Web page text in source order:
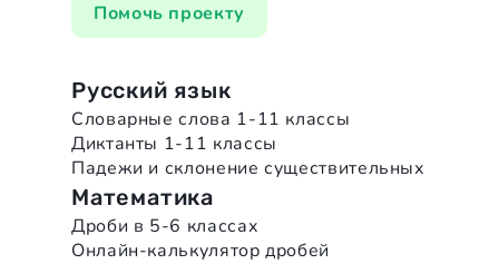
Помочь проекту
Русский язык
Словарные слова 1-11 классы
Диктанты 1-11 классы
Падежи и склонение существительных
Математика
Дроби в 5-6 классах
Онлайн-калькулятор дробей